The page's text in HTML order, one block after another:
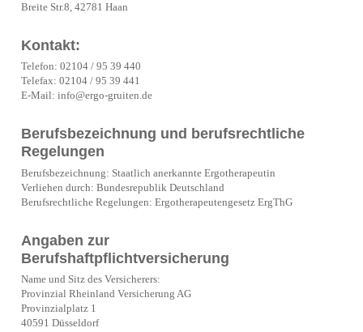
Breite Str.8, 42781 Haan
Kontakt:
Telefon: 02104 / 95 39 440
Telefax: 02104 / 95 39 441
E-Mail: info@ergo-gruiten.de
Berufsbezeichnung und berufsrechtliche
Regelungen
Berufsbezeichnung: Staatlich anerkannte Ergotherapeutin
Verliehen durch: Bundesrepublik Deutschland
Berufsrechtliche Regelungen: Ergotherapeutengesetz ErgThG
Angaben zur
Berufshaftpflichtversicherung
Name und Sitz des Versicherers:
Provinzial Rheinland Versicherung AG
Provinzialplatz 1
40591 Düsseldorf